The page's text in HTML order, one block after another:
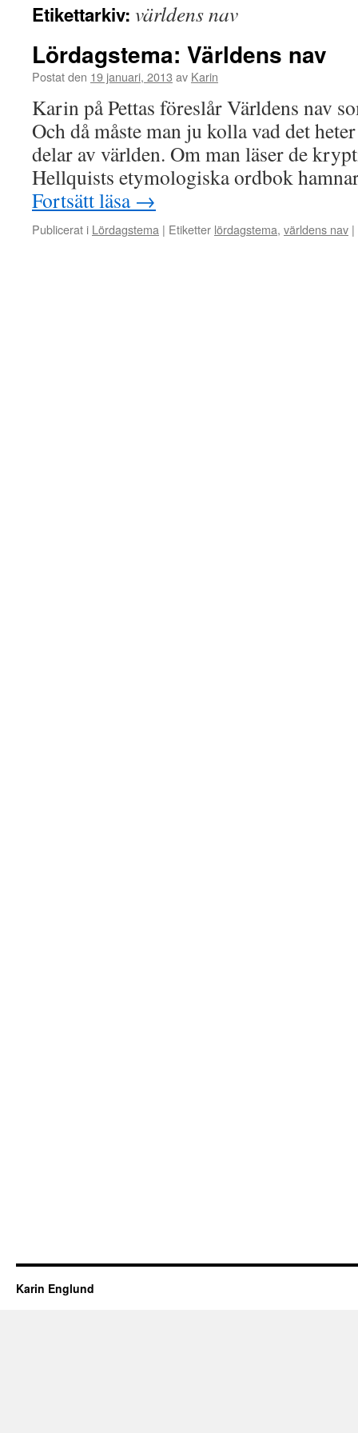
Etikettarkiv: världens nav
Lördagstema: Världens nav
Postat den 19 januari, 2013 av Karin
Karin på Pettas föreslår Världens nav
Och då måste man ju kolla vad det
delar av världen. Om man läser de
Hellquists etymologiska ordbok
Fortsätt läsa →
Publicerat i Lördagstema | Etiketter lördagstema, världens nav |
Karin Englund